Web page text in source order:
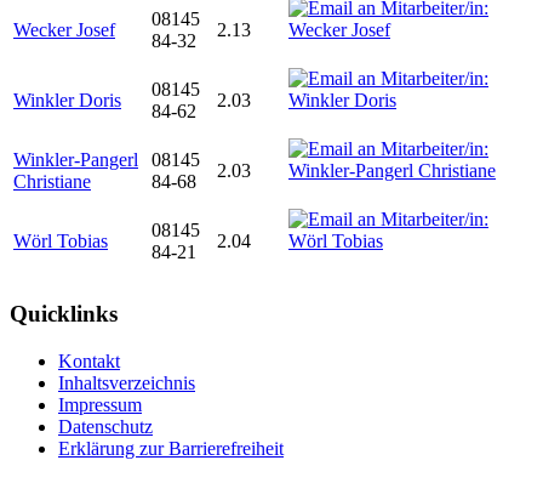
Wecker Josef
08145
84-32
2.13
Winkler Doris
08145
84-62
2.03
Winkler-Pangerl
Christiane
08145
84-68
2.03
Wörl Tobias
08145
84-21
2.04
Quicklinks
Kontakt
Inhaltsverzeichnis
Impressum
Datenschutz
Erklärung zur Barrierefreiheit